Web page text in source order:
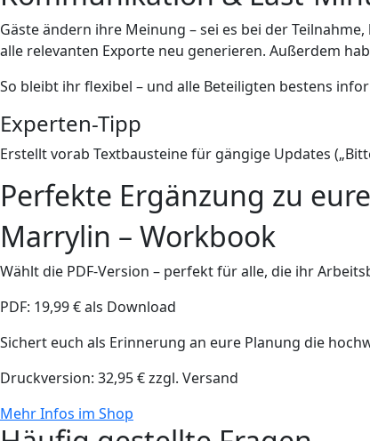
Gäste ändern ihre Meinung – sei es bei der
alle relevanten Exporte neu generieren. Außerdem
So bleibt ihr flexibel – und alle Beteiligten bestens
Experten-Tipp
Erstellt vorab Textbausteine für gängige Updates
Perfekte Ergänzung zu
Marrylin – Workbook
Wählt die PDF-Version – perfekt für alle, die ihr
PDF: 19,99 € als Download
Sichert euch als Erinnerung an eure Planung die
Druckversion: 32,95 € zzgl. Versand
Mehr Infos im Shop